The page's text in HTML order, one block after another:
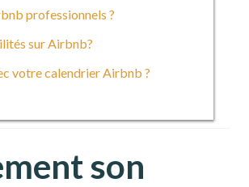
professionnels ?
sur Airbnb?
votre calendrier Airbnb ?
son